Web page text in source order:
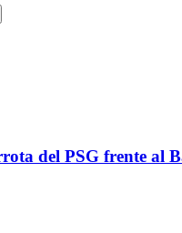
del PSG frente al